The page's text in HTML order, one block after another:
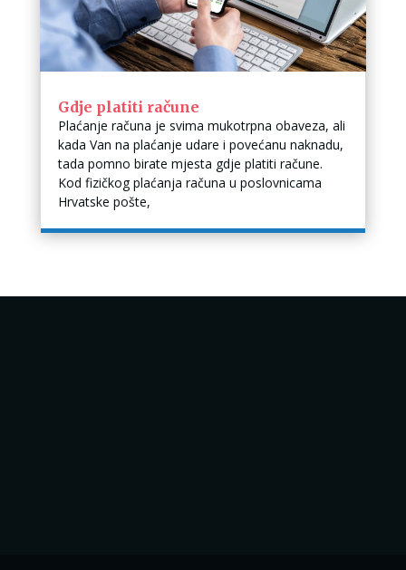
Gdje platiti račune
Plaćanje računa je svima mukotrpna obaveza, ali
kada Van na plaćanje udare i povećanu naknadu,
tada pomno birate mjesta gdje platiti račune.
Kod fizičkog plaćanja računa u poslovnicama
Hrvatske pošte,